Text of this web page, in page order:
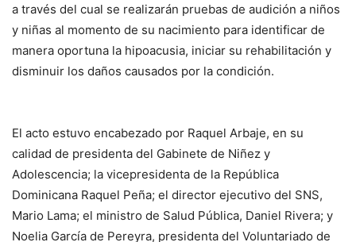
a través del cual se realizarán pruebas de audición a niños
y niñas al momento de su nacimiento para identificar de
manera oportuna la hipoacusia, iniciar su rehabilitación y
disminuir los daños causados por la condición.
El acto estuvo encabezado por Raquel Arbaje, en su
calidad de presidenta del Gabinete de Niñez y
Adolescencia; la vicepresidenta de la República
Dominicana Raquel Peña; el director ejecutivo del SNS,
Mario Lama; el ministro de Salud Pública, Daniel Rivera; y
Noelia García de Pereyra, presidenta del Voluntariado de